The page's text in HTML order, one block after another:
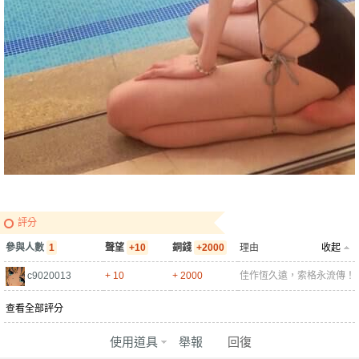
全
獨
評分
參與人數 1 聲望 +10 銅錢 +2000 收起
理由
c9020013 + 10 + 2000 佳作恆久遠，索格永流傳！
查看全部評分
回復
使用道具 舉報